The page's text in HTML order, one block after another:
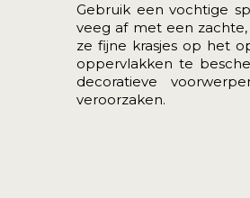
Gebruik een vochtige
veeg af met een
ze fijne krasjes op het
oppervlakken te
decoratieve
veroorzaken.